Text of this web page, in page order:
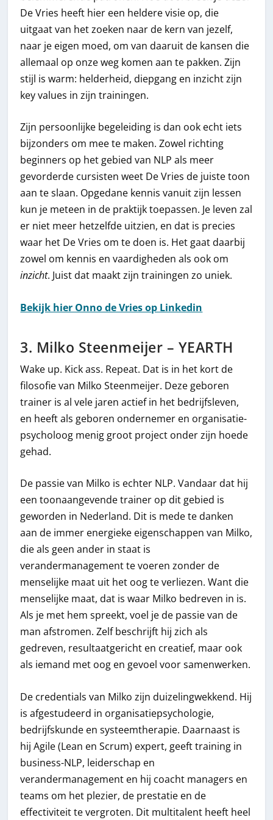
De Vries heeft hier een heldere visie op, die
uitgaat van het zoeken naar de kern van jezelf,
naar je eigen moed, om van daaruit de kansen die
allemaal op onze weg komen aan te pakken. Zijn
stijl is warm: helderheid, diepgang en inzicht zijn
key values in zijn trainingen.
Zijn persoonlijke begeleiding is dan ook echt iets
bijzonders om mee te maken. Zowel richting
beginners op het gebied van NLP als meer
gevorderde cursisten weet De Vries de juiste toon
aan te slaan. Opgedane kennis vanuit zijn lessen
kun je meteen in de praktijk toepassen. Je leven zal
er niet meer hetzelfde uitzien, en dat is precies
waar het De Vries om te doen is. Het gaat daarbij
zowel om kennis en vaardigheden als ook om
inzicht. Juist dat maakt zijn trainingen zo uniek.
Bekijk hier Onno de Vries op Linkedin
3. Milko Steenmeijer – YEARTH
Wake up. Kick ass. Repeat. Dat is in het kort de
filosofie van Milko Steenmeijer. Deze geboren
trainer is al vele jaren actief in het bedrijfsleven,
en heeft als geboren ondernemer en organisatie-
psycholoog menig groot project onder zijn hoede
gehad.
De passie van Milko is echter NLP. Vandaar dat hij
een toonaangevende trainer op dit gebied is
geworden in Nederland. Dit is mede te danken
aan de immer energieke eigenschappen van Milko,
die als geen ander in staat is
verandermanagement te voeren zonder de
menselijke maat uit het oog te verliezen. Want die
menselijke maat, dat is waar Milko bedreven in is.
Als je met hem spreekt, voel je de passie van de
man afstromen. Zelf beschrijft hij zich als
gedreven, resultaatgericht en creatief, maar ook
als iemand met oog en gevoel voor samenwerken.
De credentials van Milko zijn duizelingwekkend. Hij
is afgestudeerd in organisatiepsychologie,
bedrijfskunde en systeemtherapie. Daarnaast is
hij Agile (Lean en Scrum) expert, geeft training in
business-NLP, leiderschap en
verandermanagement en hij coacht managers en
teams om het plezier, de prestatie en de
effectiviteit te vergroten. Dit multitalent heeft heel